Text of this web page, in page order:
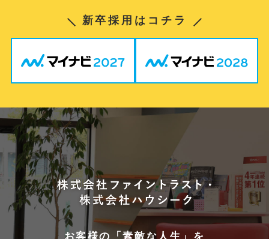
新卒採用はコチラ
お客様の「素敵な人生」を